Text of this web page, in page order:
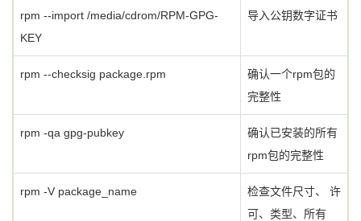
rpm --import /media/cdrom/RPM-GPG-
KEY
导入公钥数字证书
rpm --checksig package.rpm
确认一个rpm包的
完整性
rpm -qa gpg-pubkey
确认已安装的所有
rpm包的完整性
rpm -V package_name
检查文件尺寸、 许
可、类型、所有